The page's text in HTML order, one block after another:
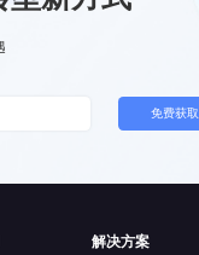
免费获取
解决方案